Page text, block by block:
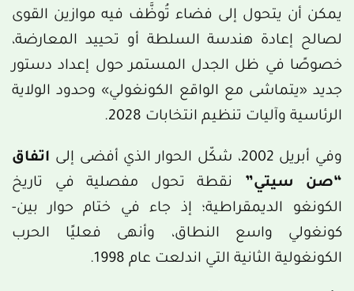
يمكن أن يتحول إلى فضاء تُوظَّف فيه موازين القوى
لصالح إعادة هندسة السلطة أو تحييد المعارضة،
خصوصًا في ظل الجدل المستمر حول إعداد دستور
جديد «يتماشى مع الواقع الكونغولي» وحدود الولاية
الرئاسية وآليات تنظيم انتخابات 2028.
وفي أبريل 2002، شكّل الحوار الذي أفضى إلى
اتفاق
“صن سيتي” نقطة تحول مفصلية في تاريخ
الكونغو الديمقراطية؛ إذ جاء في ختام حوار بين-
كونغولي واسع النطاق، وأنهى فعليًا الحرب
الكونغولية الثانية التي اندلعت عام 1998.